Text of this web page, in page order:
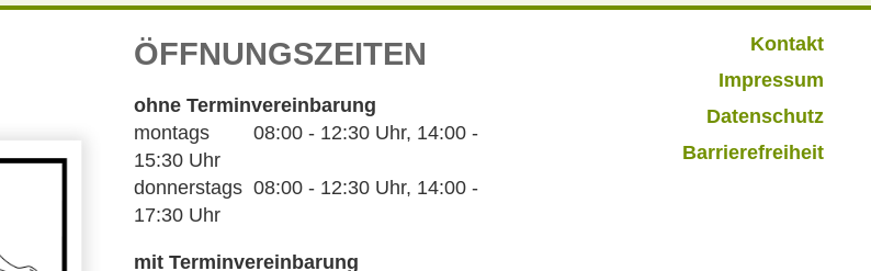
ÖFFNUNGSZEITEN
ohne Terminvereinbarung
montags 08:00 - 12:30 Uhr, 14:00 -
15:30 Uhr
donnerstags 08:00 - 12:30 Uhr, 14:00 -
17:30 Uhr
mit Terminvereinbarung
Kontakt
Impressum
Datenschutz
Barrierefreiheit